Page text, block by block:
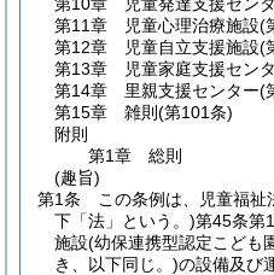
第11章
児童心理治療施設(
第12章
児童自立支援施設(
第13章
児童家庭支援セン
第14章
里親支援センター(
第15章
雑則 (第101条)
附則
第1章
総則
(趣旨)
第1条
この条例は、児童福祉
下「法」という。)第45条第
施設(幼保連携型認定こども
き、以下同じ。)の設備及び